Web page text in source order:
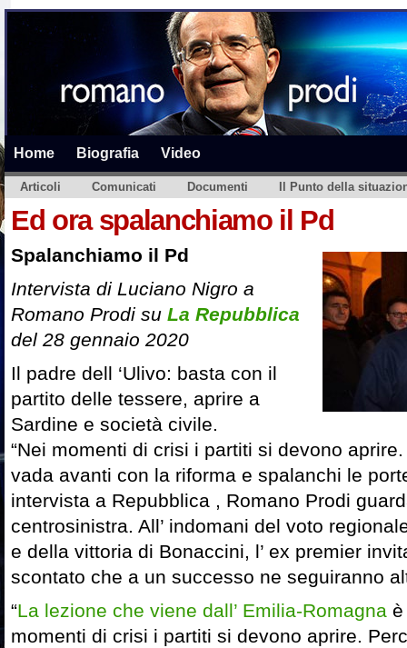
Home Biografia Video
Articoli Comunicati Documenti Il Punto della
Ed ora spalanchiamo il Pd
Spalanchiamo il Pd
Intervista di Luciano Nigro a
Romano Prodi su La Repubblica
del 28 gennaio 2020
Il padre dell ‘Ulivo: basta con il
partito delle tessere, aprire a
Sardine e società civile.
“Nei momenti di crisi i partiti si devono
vada avanti con la riforma e spalanchi le
intervista a Repubblica , Romano Prodi
centrosinistra. All’ indomani del voto
e della vittoria di Bonaccini, l’ ex premier
scontato che a un successo ne seguiranno
“La lezione che viene dall’ Emilia-Romagna è
momenti di crisi i partiti si devono aprire.